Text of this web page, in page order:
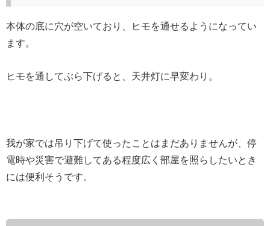
本体の底に穴が空いており、ヒモを通せるようになってい
ます。
ヒモを通してぶら下げると、天井灯に早変わり。
我が家では吊り下げて使ったことはまだありませんが、停
電時や災害で避難してある程度広く部屋を照らしたいとき
には便利そうです。